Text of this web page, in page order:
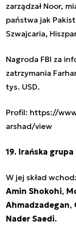
zarządzał Noor,
państwa jak
Szwajcaria,
Nagroda FBI za
zatrzymania
tys. USD.
Profil: https://
arshad/view
19. Irańska
W jej skład
Amin Shokohi,
Ahmadzadegan,
Nader Saedi.